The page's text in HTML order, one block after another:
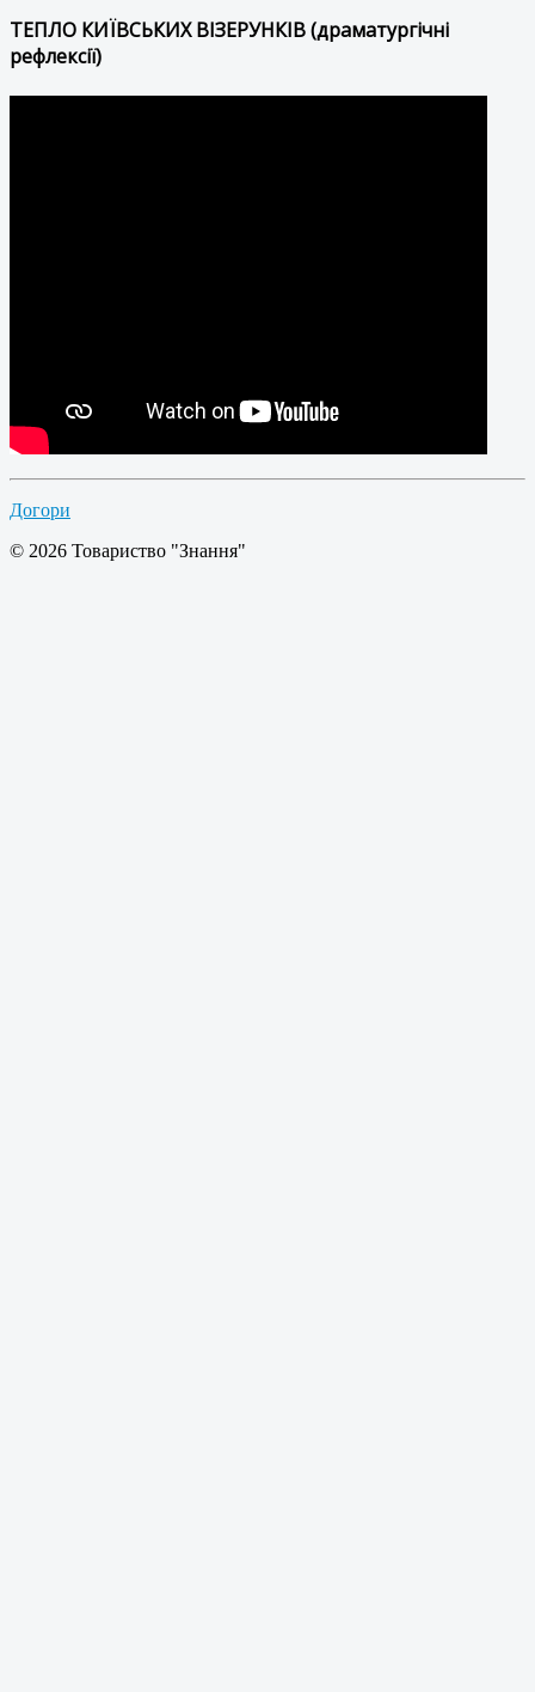
ТЕПЛО КИЇВСЬКИХ ВІЗЕРУНКІВ (драматургічні
рефлексії)
Догори
© 2026 Товариство "Знання"